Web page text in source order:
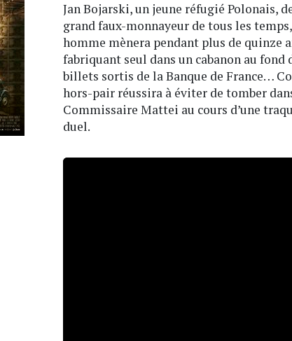
Jan Bojarski, un jeune réfugié Polonais,
grand faux-monnayeur de tous les
homme mènera pendant plus de quinze
fabriquant seul dans un cabanon au
billets sortis de la Banque de France…
hors-pair réussira à éviter de tomber
Commissaire Mattei au cours d’une
duel.